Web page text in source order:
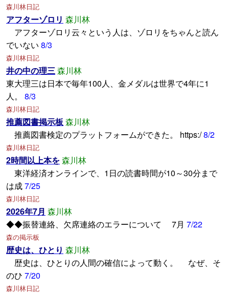
森川林日記
アフターゾロリ 森川林
アフターゾロリ云々という人は、ゾロリをちゃんと読ん
でいない 8/3
森川林日記
井の中の理三森川林
東大理三は日本で毎年100人、金メダルは世界で4年に1
人。 8/3
森川林日記
推薦図書掲示板森川林
推薦図書検定のプラットフォームができた。 https:/8/2
森川林日記
2時間以上本を森川林
東洋経済オンラインで、1日の読書時間が10～30分まで
は成7/25
森川林日記
2026年7月 森川林
◆◆振替連絡、欠席連絡のエラーについて 7月 7/22
森の掲示板
歴史は、ひとり 森川林
歴史は、ひとりの人間の確信によって動く。 なぜ、そ
のひ 7/20
森川林日記